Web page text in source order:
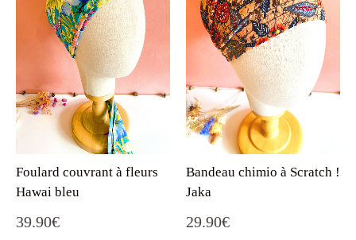
Foulard couvrant à fleurs
Hawai bleu
39.90€
Bandeau chimio à Scratch !
Jaka
29.90€